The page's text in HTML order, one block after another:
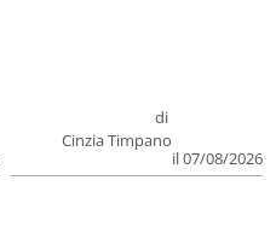
di
Cinzia Timpano
il 07/08/2026